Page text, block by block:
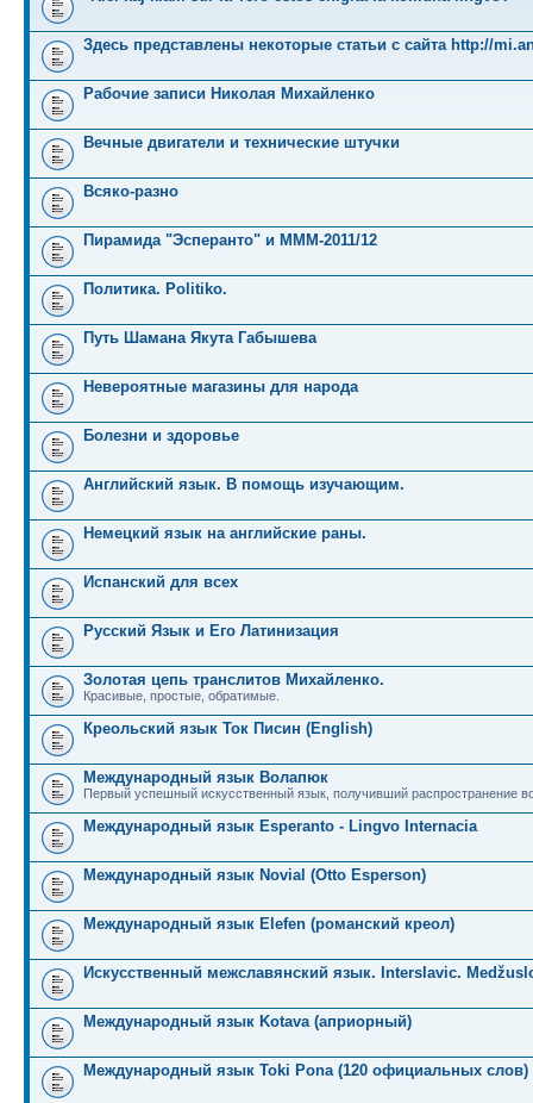
Здесь представлены некоторые статьи с сайта http://
Рабочие записи Николая Михайленко
Вечные двигатели и технические штучки
Всяко-разно
Пирамида "Эсперанто" и MMM-2011/12
Политика. Politiko.
Путь Шамана Якута Габышева
Невероятные магазины для народа
Болезни и здоровье
Английский язык. В помощь изучающим.
Немецкий язык на английские раны.
Испанский для всех
Русский Язык и Его Латинизация
Золотая цепь транслитов Михайленко.
Красивые, простые, обратимые.
Креольский язык Ток Писин (English)
Международный язык Волапюк
Первый успешный искусственный язык, получивший распространение
Международный язык Esperanto - Lingvo Internacia
Международный язык Novial (Otto Esperson)
Международный язык Elefen (романский креол)
Искусственный межславянский язык. Interslavic.
Международный язык Kotava (априорный)
Международный язык Toki Pona (120 официальных слов)